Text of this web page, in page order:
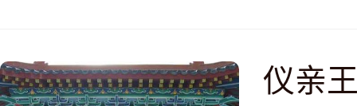
仪亲